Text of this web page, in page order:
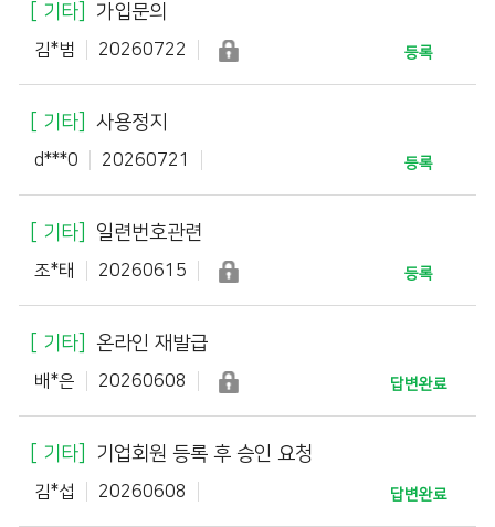
기타 가입문의
김*범 등록
20260722
기타 사용정지
d***0 등록
20260721
기타 일련번호관련
조*태 등록
20260615
기타 온라인 재발급
배*은 답변완료
20260608
기타 기업회원 등록 후 승인 요청
김*섭 답변완료
20260608